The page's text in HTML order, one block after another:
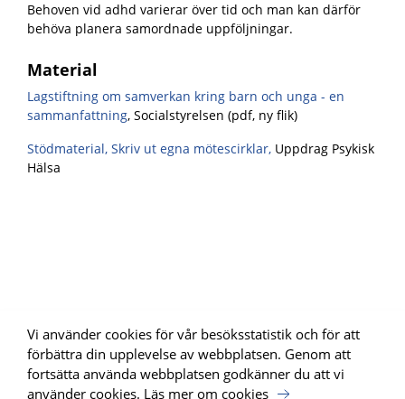
Behoven vid adhd varierar över tid och man kan därför
behöva planera samordnade uppföljningar.
Material
Lagstiftning om samverkan kring barn och unga - en
sammanfattning, Socialstyrelsen (pdf, ny flik)
Stödmaterial, Skriv ut egna mötescirklar, Uppdrag Psykisk
Hälsa
Vi använder cookies för vår besöksstatistik och för att
förbättra din upplevelse av webbplatsen. Genom att
fortsätta använda webbplatsen godkänner du att vi
använder cookies. Läs mer om cookies